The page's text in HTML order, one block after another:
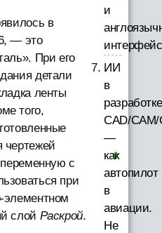
в
— это
При его
детали
ленты
того,
чертежей
с
при
элементном
слой Раскрой.
и
ИИ
в
разработке
CAD/
—
как
автопилот
в
авиации.
Не